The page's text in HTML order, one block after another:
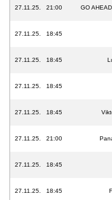
27.11.25. 21:00 GO
27.11.25. 18:45
27.11.25. 18:45
27.11.25. 18:45
27.11.25. 18:45
27.11.25. 21:00
27.11.25. 18:45
27.11.25. 18:45